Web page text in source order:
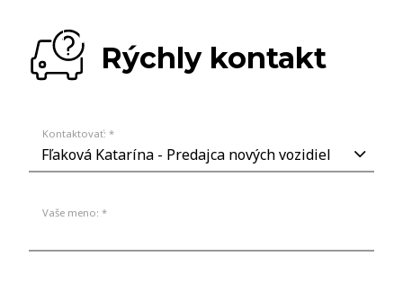
Rýchly kontakt
Kontaktovať: *
Vaše meno: *